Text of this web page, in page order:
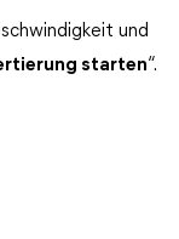
und
starten“.